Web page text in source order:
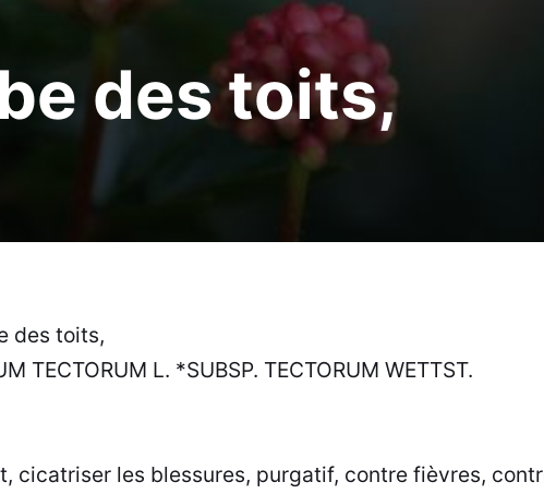
des toits,
des toits,
TECTORUM L. *SUBSP. TECTORUM WETTST.
cicatriser les blessures, purgatif, contre fièvres,